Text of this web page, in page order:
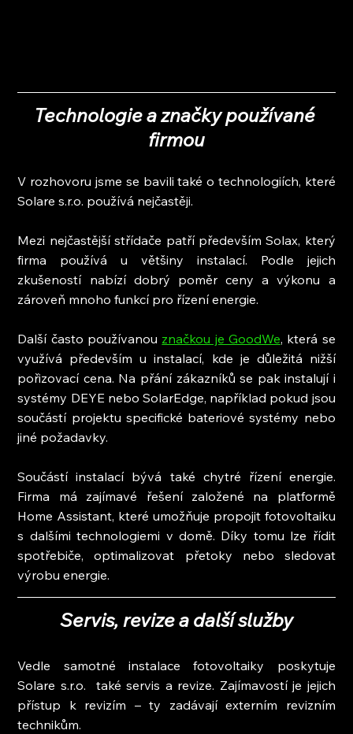
Technologie a značky používané
firmou
V rozhovoru jsme se bavili také o technologiích, které
Solare s.r.o. používá nejčastěji.
Mezi nejčastější střídače patří především Solax, který
firma používá u většiny instalací. Podle jejich
zkušeností nabízí dobrý poměr ceny a výkonu a
zároveň mnoho funkcí pro řízení energie.
Další často používanou značkou je GoodWe, která se
využívá především u instalací, kde je důležitá nižší
pořizovací cena. Na přání zákazníků se pak instalují i
systémy DEYE nebo SolarEdge, například pokud jsou
součástí projektu specifické bateriové systémy nebo
jiné požadavky.
Součástí instalací bývá také chytré řízení energie.
Firma má zajímavé řešení založené na platformě
Home Assistant, které umožňuje propojit fotovoltaiku
s dalšími technologiemi v domě. Díky tomu lze řídit
spotřebiče, optimalizovat přetoky nebo sledovat
výrobu energie.
Servis, revize a další služby
Vedle samotné instalace fotovoltaiky poskytuje
Solare s.r.o.  také servis a revize. Zajímavostí je jejich
přístup k revizím – ty zadávají externím revizním
technikům.